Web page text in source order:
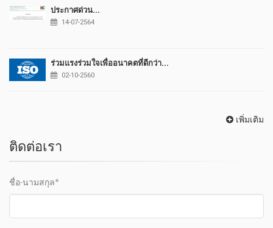
ประกาศด่วน...
14-07-2564
ร่วมแรงร่วมใจเพื่ออนาคตที่ดีกว่า...
02-10-2560
เพิ่มเติม
ติดต่อเรา
ชื่อ-นามสกุล*